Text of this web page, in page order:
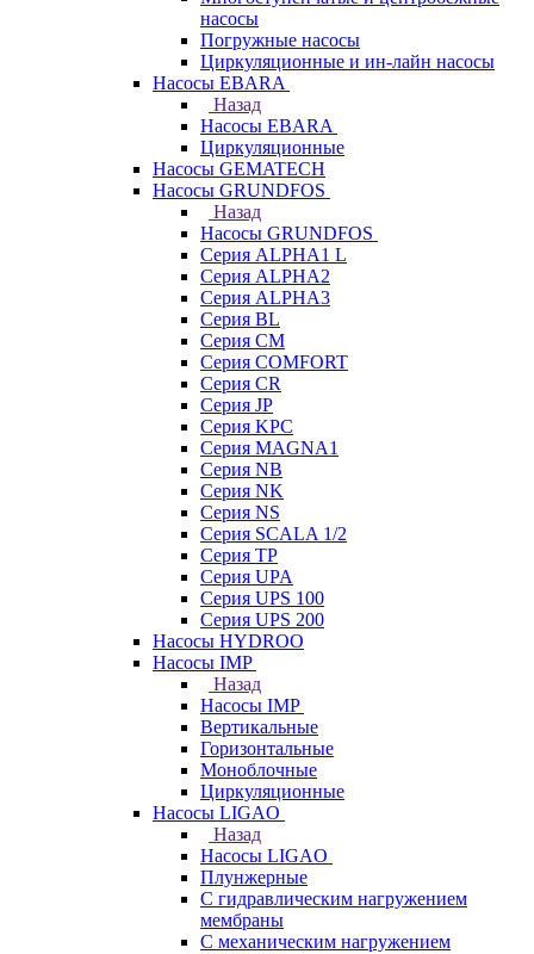
насосы
Погружные насосы
Циркуляционные и ин-лайн насосы
Насосы EBARA
Назад
Насосы EBARA
Циркуляционные
Насосы GEMATECH
Насосы GRUNDFOS
Назад
Насосы GRUNDFOS
Серия ALPHA1 L
Серия ALPHA2
Серия ALPHA3
Серия BL
Серия CM
Серия COMFORT
Серия CR
Серия JP
Серия KPC
Серия MAGNA1
Серия NB
Серия NK
Серия NS
Серия SCALA 1/2
Серия TP
Серия UPA
Серия UPS 100
Серия UPS 200
Насосы HYDROO
Насосы IMP
Назад
Насосы IMP
Вертикальные
Горизонтальные
Моноблочные
Циркуляционные
Насосы LIGAO
Назад
Насосы LIGAO
Плунжерные
С гидравлическим нагружением
мембраны
С механическим нагружением